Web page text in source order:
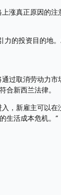
上涨真正原因的
的投资目的地。
过取消劳动力市
新西兰法律。
，新雇主可以在
生活成本危机。”